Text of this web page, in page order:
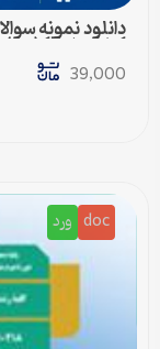
دانلود نمونه
1 تا فصل 15 (ورد) – 415 سوال
39,000
doc ورد